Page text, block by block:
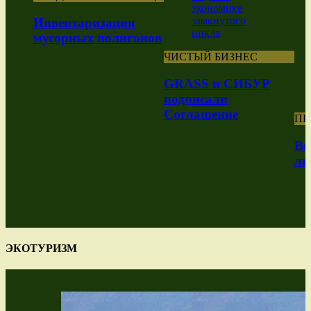
Инвентаризация
мусорных полигонов
ЧИСТЫЙ БИЗНЕС
GRASS и СИБУР
подписали
Соглашение
ЭКОТУРИЗМ